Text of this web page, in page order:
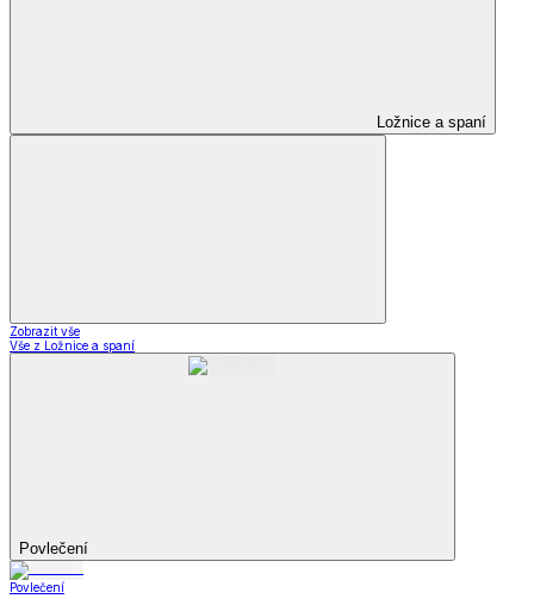
Ložnice a spaní
Zobrazit vše
Vše z Ložnice a spaní
Povlečení
Povlečení